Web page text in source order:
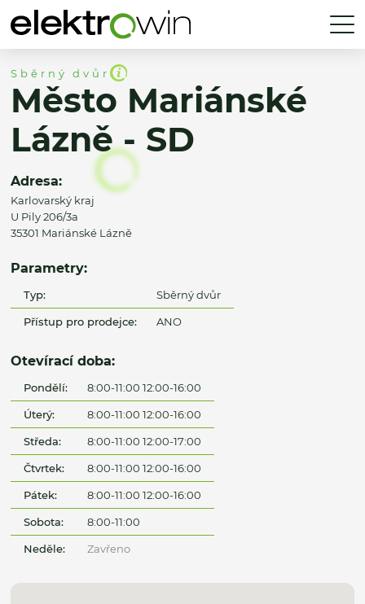
Sběrný dvůr
Město Mariánské
Lázně - SD
Adresa:
Karlovarský kraj
U Pily 206/3a
35301 Mariánské Lázně
Parametry:
Typ: Sběrný dvůr
Přístup pro prodejce: ANO
Otevírací doba:
Pondělí: 8:00-11:00 12:00-16:00
Úterý: 8:00-11:00 12:00-16:00
Středa: 8:00-11:00 12:00-17:00
Čtvrtek: 8:00-11:00 12:00-16:00
Pátek: 8:00-11:00 12:00-16:00
Sobota: 8:00-11:00
Neděle: Zavřeno